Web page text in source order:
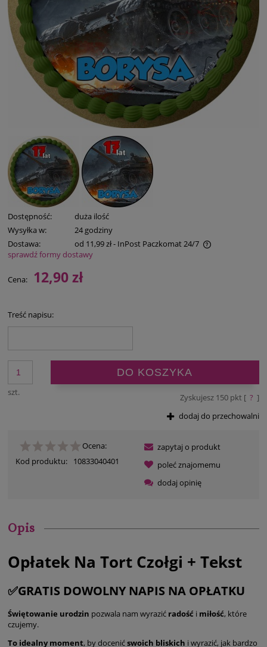
Dostępność:
duża ilość
Wysyłka w:
24 godziny
Dostawa:
od 11,99 zł- InPost Paczkomat 24/7
Cena nie zawiera ewentualnych kosztów płatności
sprawdź formy dostawy
Cena: 12,90 zł
Treść napisu:
szt.
DO KOSZYKA
Zyskujesz 150pkt [ ? ]
dodaj do przechowalni
Ocena:
Kod produktu:
10833040401
zapytaj o produkt
poleć znajomemu
dodaj opinię
Opis
Opłatek Na Tort Czołgi + Tekst
✅GRATIS DOWOLNY NAPIS NA OPŁATKU
Świętowanie urodzin pozwala nam wyrazić radość i miłość, które
czujemy.
To idealny moment, by docenićswoich bliskich i wyrazić, jak bardzo